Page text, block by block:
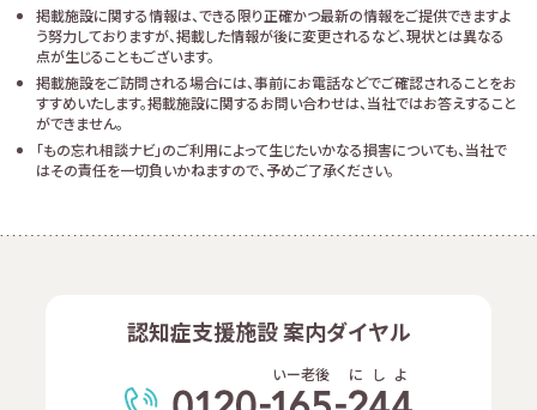
掲載施設に関する情報は、できる限り正確かつ最新の情報をご提供できますよ
う努力しておりますが、掲載した情報が後に変更されるなど、現状とは異なる
点が生じることもございます。
掲載施設をご訪問される場合には、事前にお電話などでご確認されることをお
すすめいたします。掲載施設に関するお問い合わせは、当社ではお答えすること
ができません。
「もの忘れ相談ナビ」のご利用によって生じたいかなる損害についても、当社で
はその責任を一切負いかねますので、予めご了承ください。
認知症支援施設 案内ダイヤル
いー老後 に し よ